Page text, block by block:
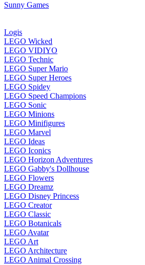
Sunny Games
Logis
LEGO Wicked
LEGO VIDIYO
LEGO Technic
LEGO Super Mario
LEGO Super Heroes
LEGO Spidey
LEGO Speed Champions
LEGO Sonic
LEGO Minions
LEGO Minifigures
LEGO Marvel
LEGO Ideas
LEGO Iconics
LEGO Horizon Adventures
LEGO Gabby's Dollhouse
LEGO Flowers
LEGO Dreamz
LEGO Disney Princess
LEGO Creator
LEGO Classic
LEGO Botanicals
LEGO Avatar
LEGO Art
LEGO Architecture
LEGO Animal Crossing